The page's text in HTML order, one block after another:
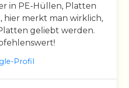
in PE-Hüllen, Platten
hier merkt man wirklich,
geliebt werden.
Profil